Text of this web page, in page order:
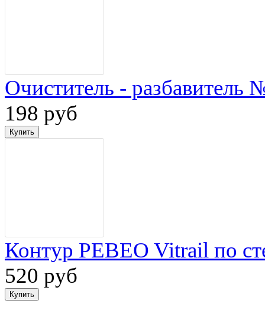
Очиститель - разбавитель
198 руб
Контур PEBEO Vitrail по
520 руб